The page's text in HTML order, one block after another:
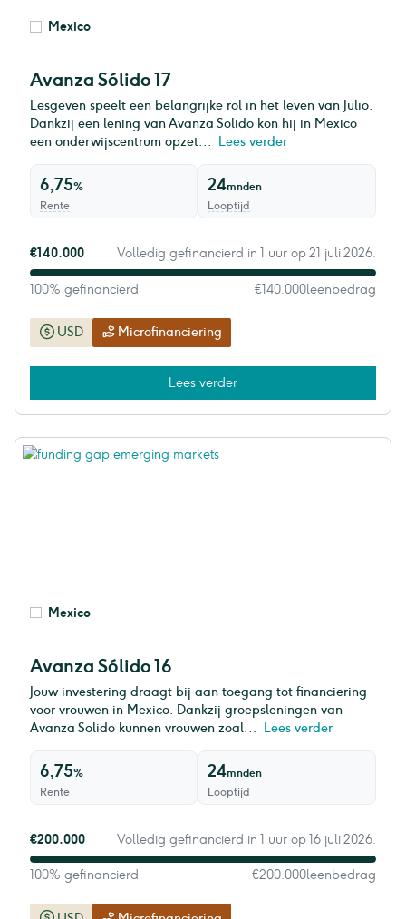
Mexico
Avanza Sólido 17
Lesgeven speelt een belangrijke rol in het leven van Julio.
Dankzij een lening van Avanza Solido kon hij in Mexico
een onderwijscentrum opzet...
Lees verder
6,75%
Rente
24mnden
Looptijd
€140.000 Volledig gefinancierd in 1 uur op 21 juli 2026.
100% gefinancierd €140.000leenbedrag
USD Microfinanciering
Lees verder
Mexico
Avanza Sólido 16
Jouw investering draagt bij aan toegang tot financiering
voor vrouwen in Mexico. Dankzij groepsleningen van
Avanza Solido kunnen vrouwen zoal...
Lees verder
6,75%
Rente
24mnden
Looptijd
€200.000 Volledig gefinancierd in 1 uur op 16 juli 2026.
100% gefinancierd €200.000leenbedrag